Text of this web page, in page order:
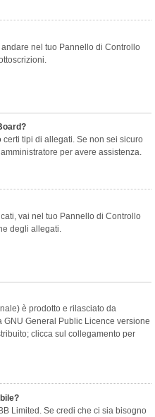
nel tuo Pannello di Controllo
tipi di allegati. Se non sei sicuro
per avere assistenza.
vai nel tuo Pannello di Controllo
degli allegati.
è prodotto e rilasciato da
GNU General Public Licence versione
clicca sul collegamento per
Limited. Se credi che ci sia bisogno